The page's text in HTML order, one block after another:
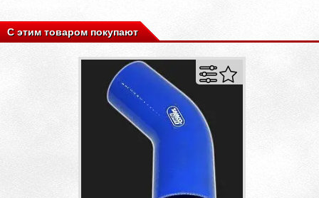
С этим товаром покупают